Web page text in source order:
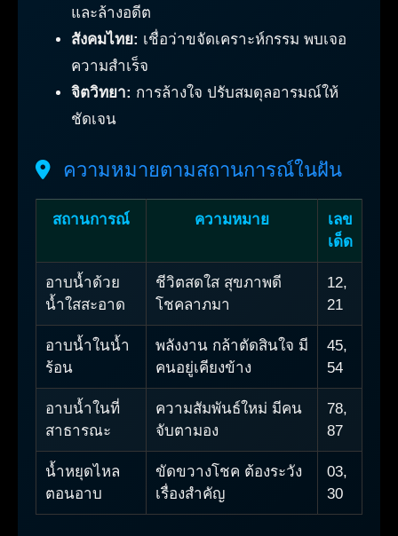
และล้างอดีต
สังคมไทย: เชื่อว่าขจัดเคราะห์กรรม พบเจอ
ความสำเร็จ
จิตวิทยา: การล้างใจ ปรับสมดุลอารมณ์ให้
ชัดเจน
ความหมายตามสถานการณ์ในฝัน
สถานการณ์ ความหมาย
เลข
เด็ด
อาบน้ำด้วย
น้ำใสสะอาด
ชีวิตสดใส สุขภาพดี
โชคลาภมา
12,
21
อาบน้ำในน้ำ
ร้อน
พลังงาน กล้าตัดสินใจ มี
คนอยู่เคียงข้าง
45,
54
อาบน้ำในที่
สาธารณะ
ความสัมพันธ์ใหม่ มีคน
จับตามอง
78,
87
น้ำหยุดไหล
ตอนอาบ
ขัดขวางโชค ต้องระวัง
เรื่องสำคัญ
03,
30